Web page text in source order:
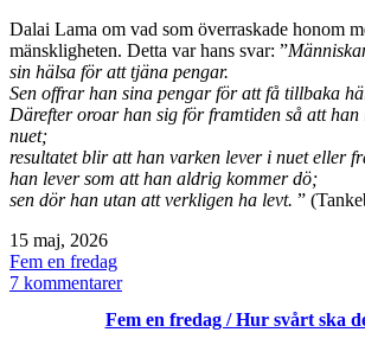
Dalai Lama om vad som överraskade honom
mänskligheten. Detta var hans svar: ”
sin hälsa för att tjäna pengar.
Sen offrar han sina pengar för att få tillbaka
Därefter oroar han sig för framtiden så att han
nuet;
resultatet blir att han varken lever i nuet eller
han lever som att han aldrig kommer dö;
sen dör han utan att verkligen ha levt. ”
Publicerat
den
15 maj, 2026
Kategoriserat
som
Fem en fredag
7 kommentarertill
en
Fem en fredag / Hur svårt ska